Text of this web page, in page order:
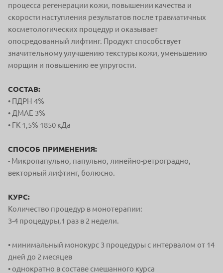
процесса регенерации кожи, повышении качества и
скорости наступления результатов после травматичных
косметологических процедур и оказывает
опосредованный лифтинг. Продукт способствует
значительному улучшению текстуры кожи, уменьшению
морщин и повышению ее упругости.
СОСТАВ:
• ПДРН 4%
• ДМАЕ 3%
• ГК 1,5% 1850 кДа
СПОСОБ ПРИМЕНЕНИЯ:
- Микропапульно, папульно, линейно-ретроградно,
векторный лифтинг, болюсно.
КУРС:
Количество процедур в монотерапии:
3-4 процедуры,1 раз в 2 недели.
• минимальный монокурс 3 процедуры с интервалом от 14
дней до 2 месяцев
• однократно в составе смешанного курса